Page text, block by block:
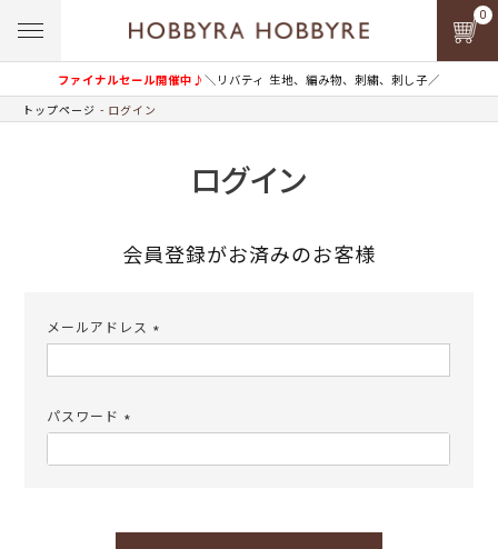
ファイナルセール開催中♪＼リバティ 生地、編み物、刺繍、刺し子／
0
トップページ ログイン
ログイン
会員登録がお済みのお客様
メールアドレス
須)
パスワード
須)